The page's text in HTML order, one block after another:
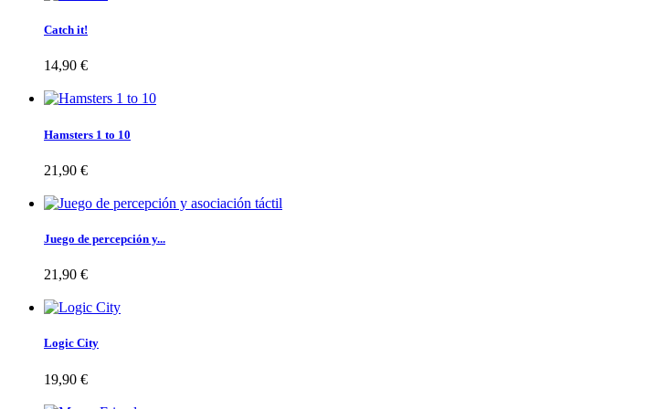
Catch it!
14,90 €
Hamsters 1 to 10
21,90 €
Juego de percepción y...
21,90 €
Logic City
19,90 €